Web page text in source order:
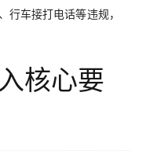
车接打电话等违规，
核心要